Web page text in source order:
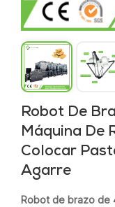
Robot De
Máquina De
Colocar
Agarre
Robot de brazo de